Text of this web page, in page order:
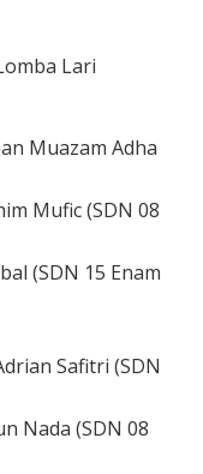
Lari
Muazam Adha
Mufic (SDN 08
(SDN 15 Enam
Safitri (SDN
Nada (SDN 08